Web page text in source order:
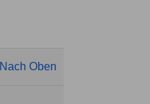
Nach Oben